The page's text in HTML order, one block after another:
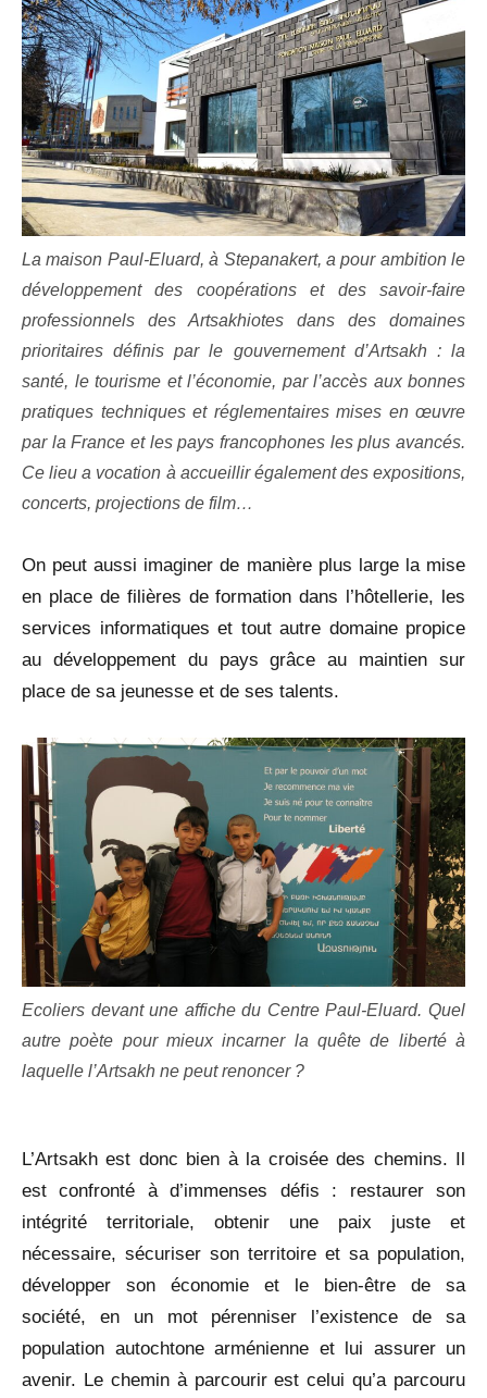
La maison Paul-Eluard, à Stepanakert, a pour ambition le
développement des coopérations et des savoir-faire
professionnels des Artsakhiotes dans des domaines
prioritaires définis par le gouvernement d’Artsakh : la
santé, le tourisme et l’économie, par l’accès aux bonnes
pratiques techniques et réglementaires mises en œuvre
par la France et les pays francophones les plus avancés.
Ce lieu a vocation à accueillir également des expositions,
concerts, projections de film…
On peut aussi imaginer de manière plus large la mise
en place de filières de formation dans l’hôtellerie, les
services informatiques et tout autre domaine propice
au développement du pays grâce au maintien sur
place de sa jeunesse et de ses talents.
Ecoliers devant une affiche du Centre Paul-Eluard. Quel
autre poète pour mieux incarner la quête de liberté à
laquelle l’Artsakh ne peut renoncer ?
L’Artsakh est donc bien à la croisée des chemins. Il
est confronté à d’immenses défis : restaurer son
intégrité territoriale, obtenir une paix juste et
nécessaire, sécuriser son territoire et sa population,
développer son économie et le bien-être de sa
société, en un mot pérenniser l’existence de sa
population autochtone arménienne et lui assurer un
avenir. Le chemin à parcourir est celui qu’a parcouru